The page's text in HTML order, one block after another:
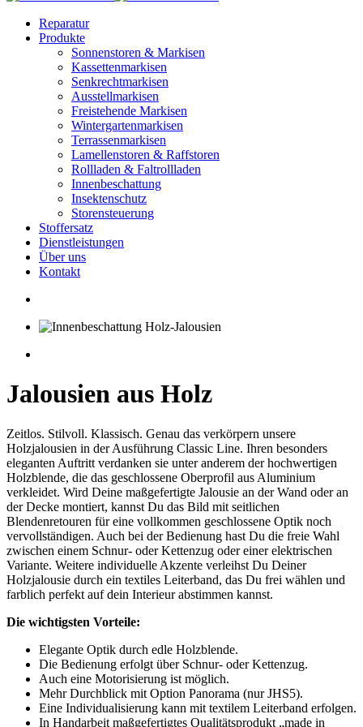
Reparatur
Produkte
Sonnenstoren & Markisen
Kassettenmarkisen
Senkrechtmarkisen
Ausstellmarkisen
Freistehende Markisen
Wintergartenmarkisen
Terrassenmarkisen
Lamellenstoren & Raffstoren
Rollladen & Faltrollladen
Innenbeschattung
Insektenschutz
Storensteuerung
Stoffersatz
Dienstleistungen
Über uns
Kontakt
Jalousien aus Holz
Zeitlos. Stilvoll. Klassisch. Genau das verkörpern unsere
Holzjalousien in der Ausführung Classic Line. Ihren besonders
eleganten Auftritt verdanken sie unter anderem der hochwertigen
Holzblende, die das geschlossene Oberprofil aus Aluminium
verkleidet. Wird Deine maßgefertigte Jalousie an der Wand oder an
der Decke montiert, kannst Du das Bild mit seitlichen
Blendenretouren für eine vollkommen geschlossene Optik noch
vervollständigen. Auch bei der Bedienung hast Du die freie Wahl
zwischen einem Schnur- oder Kettenzug oder einer elektrischen
Variante. Weitere individuelle Akzente verleihst Du Deiner
Holzjalousie durch ein textiles Leiterband, das Du frei wählen und
farblich perfekt auf dein Interieur abstimmen kannst.
Die wichtigsten Vorteile:
Elegante Optik durch edle Holzblende.
Die Bedienung erfolgt über Schnur- oder Kettenzug.
Auch eine Motorisierung ist möglich.
Mehr Durchblick mit Option Panorama (nur JHS5).
Eine Individualisierung kann mit textilem Leiterband erfolgen.
In Handarbeit maßgefertigtes Qualitätsprodukt „made in